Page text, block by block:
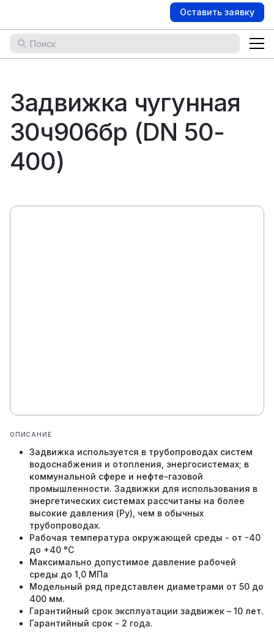
Оставить заявку
Задвижка чугунная
30ч906бр (DN 50-
400)
ОПИСАНИЕ
Задвижка используется в трубопроводах систем
водоснабжения и отопления, энергосистемах; в
коммунальной сфере и нефте-газовой
промышленности. Задвижки для использования в
энергетических системах рассчитаны на более
высокие давления (Ру), чем в обычных
трубопроводах.
Рабочая температура окружающей среды - от -40
до +40 °С
Максимально допустимое давление рабочей
среды до 1,0 МПа
Модельный ряд представлен диаметрами от 50 до
400 мм.
Гарантийный срок эксплуатации задвижек – 10 лет.
Гарантийный срок - 2 года.